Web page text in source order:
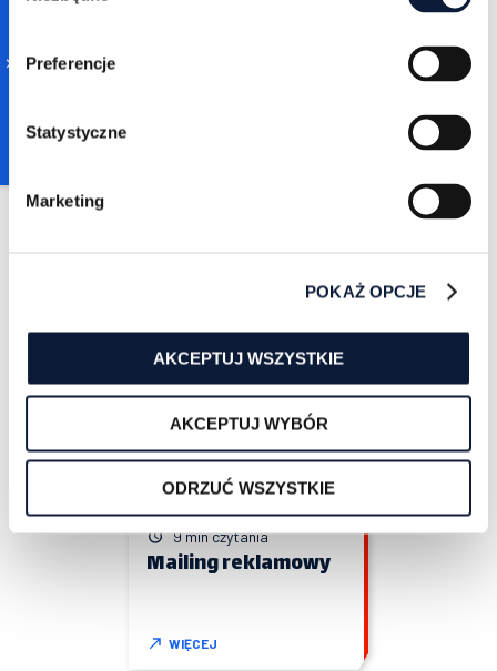
Preferencje
Statystyczne
Marketing
POKAŻ OPCJE
AKCEPTUJ WSZYSTKIE
AKCEPTUJ WYBÓR
ODRZUĆ WSZYSTKIE
Zuzanna Sarapata
7/6/2022
9 min czytania
Mailing reklamowy
WIĘCEJ